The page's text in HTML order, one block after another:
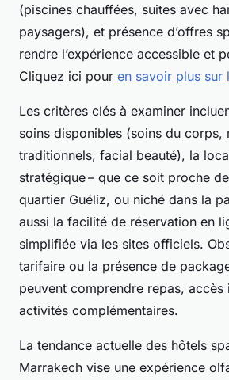
(piscines chauffées, suites avec
paysagers), et présence d’offres
rendre l’expérience accessible et
Cliquez ici pour en savoir plus sur
Les critères clés à examiner
soins disponibles (soins du corps,
traditionnels, facial beauté), la
stratégique – que ce soit proche
quartier Guéliz, ou niché dans la
aussi la facilité de réservation en
simplifiée via les sites officiels.
tarifaire ou la présence de
peuvent comprendre repas,
activités complémentaires.
La tendance actuelle des hôtels
Marrakech vise une expérience